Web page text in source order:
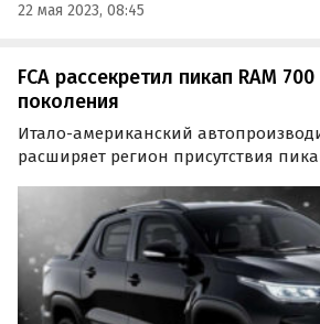
22 мая 2023, 08:45
FCA рассекретил пикап RAM
поколения
Итало-американский
расширяет регион присутствия
появились в Бразилии, Аргентине и
география продаж расширится на
Союза…